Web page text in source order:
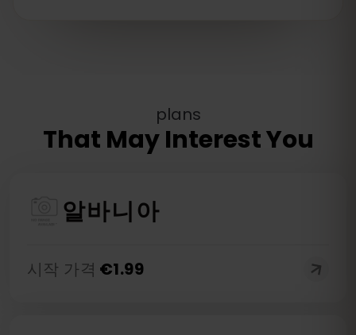
plans
That May Interest You
알바니아
시작 가격 €1.99